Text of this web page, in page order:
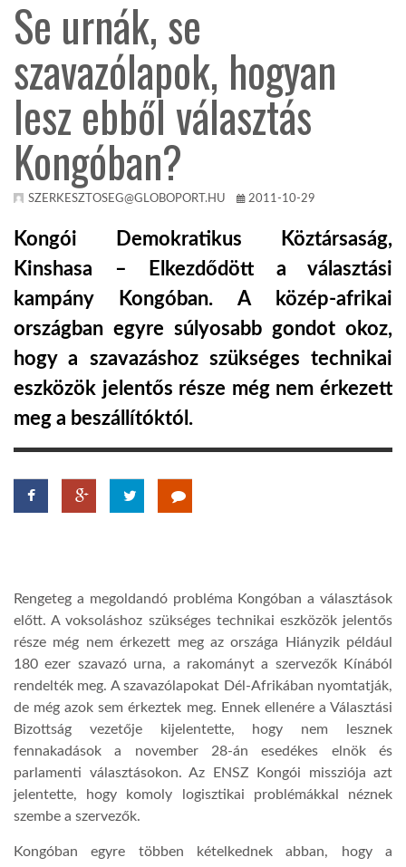
HÍR3D
TROPICALMAGAZIN
GLOBOTV
AFRIKA TUDÁSTÁR
A NAP SZÉPE
LINKTR.EE
GLOBOZSARU
LATIMO.HU
Se urnák, se
szavazólapok, hogyan
lesz ebből választás
Kongóban?
SZERKESZTOSEG@GLOBOPORT.HU 2011-10-29
Kongói Demokratikus Köztársaság,
Kinshasa – Elkezdődött a választási
kampány Kongóban. A közép-afrikai
országban egyre súlyosabb gondot okoz,
hogy a szavazáshoz szükséges technikai
eszközök jelentős része még nem érkezett
meg a beszállítóktól.
Rengeteg a megoldandó probléma Kongóban a választások
előtt. A voksoláshoz szükséges technikai eszközök jelentős
része még nem érkezett meg az országa Hiányzik például
180 ezer szavazó urna, a rakományt a szervezők Kínából
rendelték meg. A szavazólapokat Dél-Afrikában nyomtatják,
de még azok sem érkeztek meg. Ennek ellenére a Választási
Bizottság vezetője kijelentette, hogy nem lesznek
fennakadások a november 28-án esedékes elnök és
parlamenti választásokon. Az ENSZ Kongói missziója azt
jelentette, hogy komoly logisztikai problémákkal néznek
szembe a szervezők.
Kongóban egyre többen kételkednek abban, hogy a